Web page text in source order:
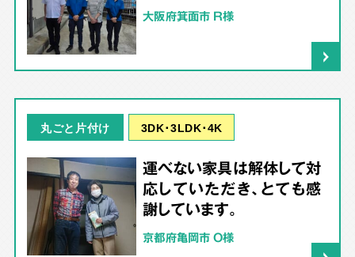
大阪府箕面市 R様
丸ごと片付け 3DK･3LDK･4K
運べない家具は解体して対
応していただき、とても感
謝しています。
京都府亀岡市 O様